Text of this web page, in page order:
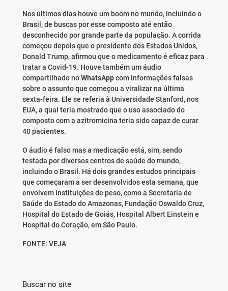
Nos últimos dias houve um boom no mundo, incluindo o
Brasil, de buscas por esse composto até então
desconhecido por grande parte da população. A corrida
começou depois que o presidente dos Estados Unidos,
Donald Trump, afirmou que o medicamento é eficaz para
tratar a Covid-19. Houve também um áudio
compartilhado noWhatsAppcom informações falsas
sobre o assunto que começou a viralizar na última
sexta-feira. Ele se referia à Universidade Stanford, nos
EUA, a qual teria mostrado que o uso associado do
composto com a azitromicina teria sido capaz de curar
40 pacientes.
O áudio é falso mas a medicação está, sim, sendo
testada por diversos centros de saúde do mundo,
incluindo o Brasil. Há dois grandes estudos principais
que começaram a ser desenvolvidos esta semana, que
envolvem instituições de peso, como a Secretaria de
Saúde do Estado do Amazonas, Fundação Oswaldo Cruz,
Hospital do Estado de Goiás, Hospital Albert Einstein e
Hospital do Coração, em São Paulo.
FONTE: VEJA
Buscar no site